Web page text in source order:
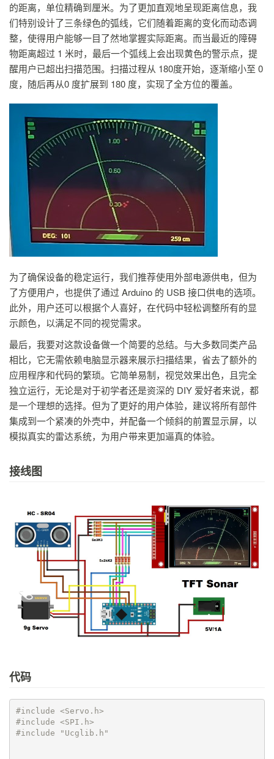
的距离，单位精确到厘米。为了更加直观地呈现距离信息，我
们特别设计了三条绿色的弧线，它们随着距离的变化而动态调
整，使得用户能够一目了然地掌握实际距离。而当最近的障碍
物距离超过 1 米时，最后一个弧线上会出现黄色的警示点，提
醒用户已超出扫描范围。扫描过程从 180度开始，逐渐缩小至 0
度，随后再从0 度扩展到 180 度，实现了全方位的覆盖。
为了确保设备的稳定运行，我们推荐使用外部电源供电，但为
了方便用户，也提供了通过 Arduino 的 USB 接口供电的选项。
此外，用户还可以根据个人喜好，在代码中轻松调整所有的显
示颜色，以满足不同的视觉需求。
最后，我要对这款设备做一个简要的总结。与大多数同类产品
相比，它无需依赖电脑显示器来展示扫描结果，省去了额外的
应用程序和代码的繁琐。它简单易制，视觉效果出色，且完全
独立运行，无论是对于初学者还是资深的 DIY 爱好者来说，都
是一个理想的选择。但为了更好的用户体验，建议将所有部件
集成到一个紧凑的外壳中，并配备一个倾斜的前置显示屏，以
模拟真实的雷达系统，为用户带来更加逼真的体验。
接线图
代码
#include <Servo.h>
#include <SPI.h>
#include "Ucglib.h"